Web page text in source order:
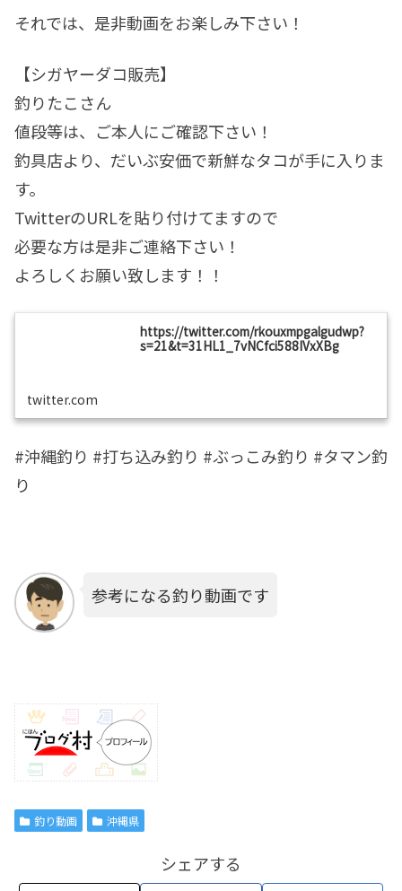
それでは、是非動画をお楽しみ下さい！
【シガヤーダコ販売】
釣りたこさん
値段等は、ご本人にご確認下さい！
釣具店より、だいぶ安価で新鮮なタコが手に入りま
す。
TwitterのURLを貼り付けてますので
必要な方は是非ご連絡下さい！
よろしくお願い致します！！
https://twitter.com/rkouxmpgalgudwp?
s=21&t=31HL1_7vNCfci588IVxXBg
twitter.com
#沖縄釣り #打ち込み釣り #ぶっこみ釣り #タマン釣
り
参考になる釣り動画です
釣り動画 沖縄県
シェアする